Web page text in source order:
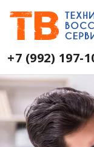
+7 (992) 197-